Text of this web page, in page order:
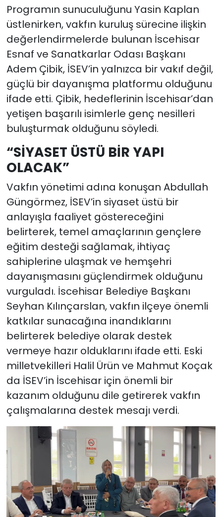
Programın sunuculuğunu Yasin Kaplan
üstlenirken, vakfın kuruluş sürecine ilişkin
değerlendirmelerde bulunan İscehisar
Esnaf ve Sanatkarlar Odası Başkanı
Adem Çibik, İSEV’in yalnızca bir vakıf değil,
güçlü bir dayanışma platformu olduğunu
ifade etti. Çibik, hedeflerinin İscehisar’dan
yetişen başarılı isimlerle genç nesilleri
buluşturmak olduğunu söyledi.
“SİYASET ÜSTÜ BİR YAPI
OLACAK”
Vakfın yönetimi adına konuşan Abdullah
Güngörmez, İSEV’in siyaset üstü bir
anlayışla faaliyet göstereceğini
belirterek, temel amaçlarının gençlere
eğitim desteği sağlamak, ihtiyaç
sahiplerine ulaşmak ve hemşehri
dayanışmasını güçlendirmek olduğunu
vurguladı. İscehisar Belediye Başkanı
Seyhan Kılınçarslan, vakfın ilçeye önemli
katkılar sunacağına inandıklarını
belirterek belediye olarak destek
vermeye hazır olduklarını ifade etti. Eski
milletvekilleri Halil Ürün ve Mahmut Koçak
da İSEV’in İscehisar için önemli bir
kazanım olduğunu dile getirerek vakfın
çalışmalarına destek mesajı verdi.